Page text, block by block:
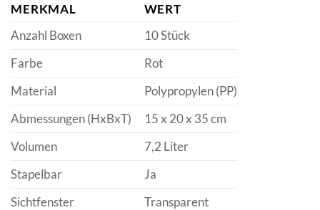
MERKMAL
WERT
Anzahl Boxen
10 Stück
Farbe
Rot
Material
Polypropylen (PP)
Abmessungen (HxBxT)
15 x 20 x 35 cm
Volumen
7,2 Liter
Stapelbar
Ja
Sichtfenster
Transparent